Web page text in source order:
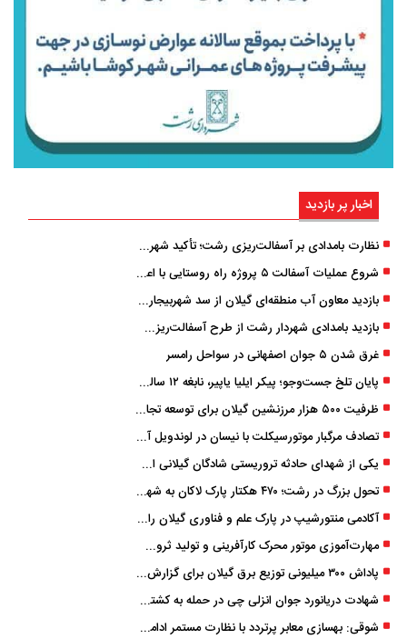
اخبار پر بازدید
نظارت بامدادی بر آسفالت‌ریزی رشت؛ تأکید شهردار و بازرس کل بر کیفیت اجرای پروژه‌ها
شروع عملیات آسفالت ۵ پروژه راه ‌روستایی با اعتبار ۳۷۰ میلیاردی در گیلان
بازدید معاون آب منطقه‌ای گیلان از سد شهربیجار برای تداوم تأمین آب شرب استان
بازدید بامدادی شهردار رشت از طرح آسفالت‌ریزی گسترده در مناطق پنج‌گانه
غرق شدن ۵ جوان اصفهانی در سواحل رامسر
پایان تلخ جست‌وجو؛ پیکر ایلیا یاپیر، نابغه ۱۲ ساله لاهیجانی پیدا شد
ظرفیت ۵۰۰ هزار مرزنشین گیلان برای توسعه تجارت فعال می‌شود
تصادف مرگبار موتورسیکلت با نیسان در لوندویل آستارا/ انتقال مصدوم با اورژانس هوایی به رشت
یکی از شهدای حادثه تروریستی شادگان گیلانی است/ شهادت «سینا سیاه‌ نژاد» در درگیری با اشرار مسلح
تحول بزرگ در رشت؛ ۴۷۰ هکتار پارک لاکان به شهر ملحق می‌شود/ انتقال سند به‌ زودی
آکادمی منتورشیپ در پارک علم و فناوری گیلان راه‌اندازی شد
مهارت‌آموزی موتور محرک کارآفرینی و تولید ثروت است
پاداش ۳۰۰ میلیونی توزیع برق گیلان برای گزارش ماینرهای غیرمجاز
شهادت دریانورد جوان انزلی چی در حمله به کشتی تجاری در دریای کاسپین
شوقی: بهسازی معابر پرتردد با نظارت مستمر ادامه دارد